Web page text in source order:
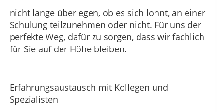
nicht lange überlegen, ob es sich lohnt, an einer
Schulung teilzunehmen oder nicht. Für uns der
perfekte Weg, dafür zu sorgen, dass wir fachlich
für Sie auf der Höhe bleiben.
Erfahrungsaustausch mit Kollegen und
Spezialisten